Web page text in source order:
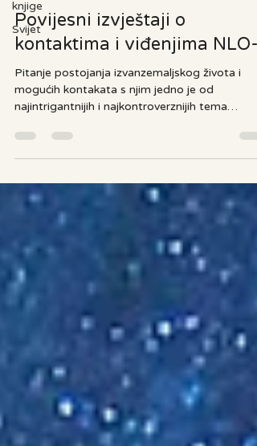
knjige
Svijet
Povijesni izvještaji o
kontaktima i viđenjima NLO-
Pitanje postojanja izvanzemaljskog života i
mogućih kontakata s njim jedno je od
najintrigantnijih i najkontroverznijih tema
pretpostavlja da su drevne civilizacije imale
susrete s naprednim izvanzemaljskim bićima,
mitove i umjetnička djela kroz novu prizmu.
znanstvena zajednica ostaje skeptična, brojni
povijesni izvori i neobjašnjeni fenomeni i dalje
potiču rasprave o tome jesu li n